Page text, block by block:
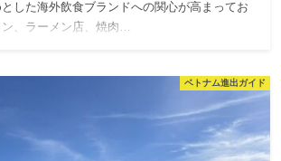
した海外飲食ブランドへの関心が高まってお
ン、ラーメン店、焼肉…
ベトナム進出ガイド